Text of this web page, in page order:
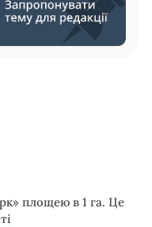
площею в 1 га. Це